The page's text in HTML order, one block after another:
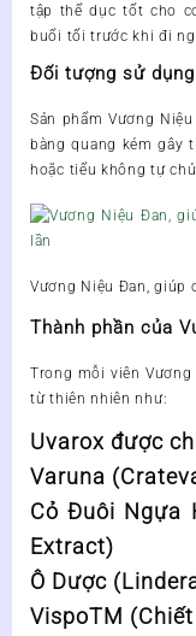
tập thể dục tốt cho
buổi tối trước khi đi
Đối tượng sử
Sản phẩm Vương
bàng quang kém gây
hoặc tiểu không tự chủ.
Vương Niệu Đan, giúp
Thành phần của
Trong mỗi viên Vương
từ thiên nhiên như:
Uvarox được
Varuna
Cỏ Đuôi Ngựa
Extract)
Ô Dược
VispoTM